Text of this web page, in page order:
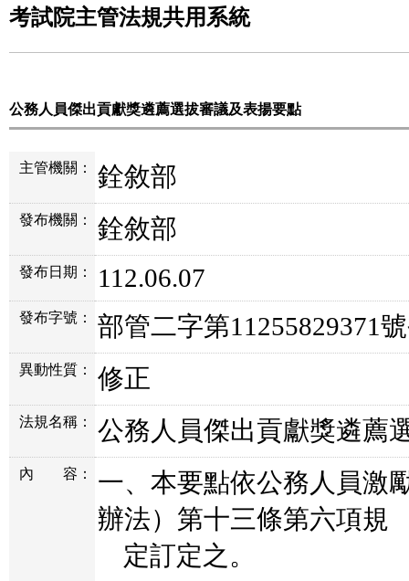
考試院主管法規共用系統
公務人員傑出貢獻獎遴薦選拔審議及表揚要點
主管機關： 銓敘部
發布機關： 銓敘部
發布日期： 112.06.07
發布字號： 部管二字第11255829371
異動性質： 修正
法規名稱： 公務人員傑出貢獻獎遴薦
內 容：
一、本要點依公務人員激
辦法）第十三條第六項規
定訂定之。